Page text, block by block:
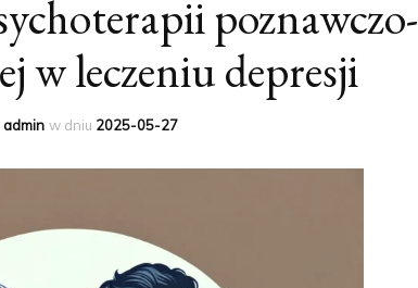
poznawczo-
w leczeniu depresji
admin w dniu 2025-05-27